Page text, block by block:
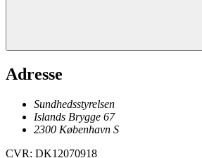
Adresse
Sundhedsstyrelsen
Islands Brygge 67
2300 København S
CVR: DK12070918